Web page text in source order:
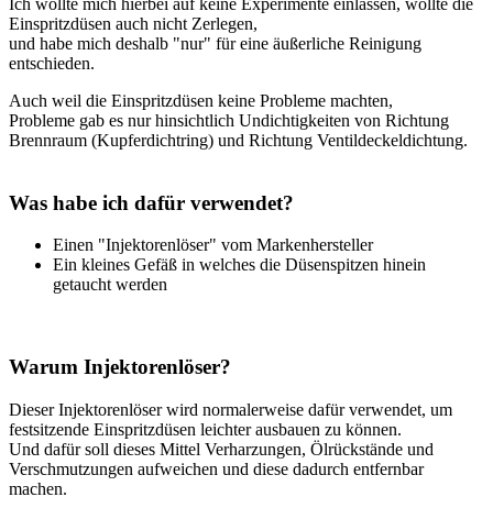
Einspritzdüsen auch nicht Zerlegen,
und habe mich deshalb "nur" für eine äußerliche Reinigung
entschieden.
Auch weil die Einspritzdüsen keine Probleme machten,
Probleme gab es nur hinsichtlich Undichtigkeiten von Richtung
Brennraum (Kupferdichtring) und Richtung Ventildeckeldichtung.
Was habe ich dafür verwendet?
Einen "Injektorenlöser" vom Markenhersteller
Ein kleines Gefäß in welches die Düsenspitzen hinein
getaucht werden
Warum Injektorenlöser?
Dieser Injektorenlöser wird normalerweise dafür verwendet, um
festsitzende Einspritzdüsen leichter ausbauen zu können.
Und dafür soll dieses Mittel Verharzungen, Ölrückstände und
Verschmutzungen aufweichen und diese dadurch entfernbar
machen.